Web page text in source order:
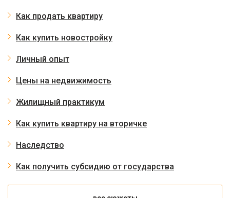
Как продать квартиру
Как купить новостройку
Личный опыт
Цены на недвижимость
Жилищный практикум
Как купить квартиру на вторичке
Наследство
Как получить субсидию от государства